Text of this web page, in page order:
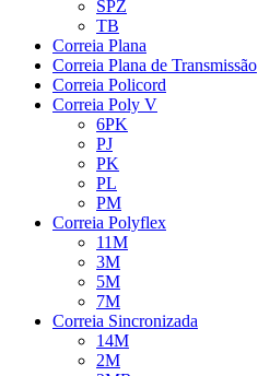
SPZ
TB
Correia Plana
Correia Plana de Transmissão
Correia Policord
Correia Poly V
6PK
PJ
PK
PL
PM
Correia Polyflex
11M
3M
5M
7M
Correia Sincronizada
14M
2M